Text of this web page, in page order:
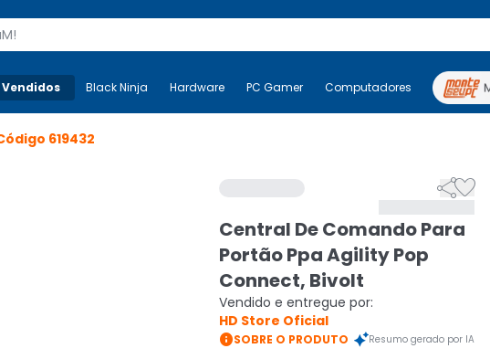
Mais-v- Black Ninja Hardware PC Gamer Computadores
Black Ninja Hardware PC Gamer Computadores Periféricos
619432

Central De Comando Para
Portão Ppa Agility Pop
Connect, Bivolt
Vendido e entregue por:
HD Store Oficial
SOBRE O PRODUTO Resumo gerado por IA